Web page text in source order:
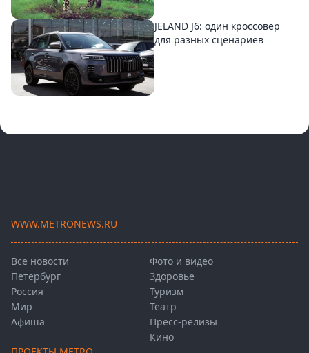
JELAND J6: один кроссовер
для разных сценариев
WWW.METRONEWS.RU
Все новости
Петербург
Россия
Мир
Афиша
Фото и видео
Здоровье
Туризм
Театр
Пресс-релизы
Кино